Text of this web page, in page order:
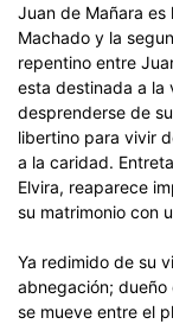
Juan de Mañara es
Machado y la
repentino entre
esta destinada a la
desprenderse de
libertino para vivir
a la caridad.
Elvira, reaparece
su matrimonio con
Ya redimido de su
abnegación; dueño
se mueve entre el